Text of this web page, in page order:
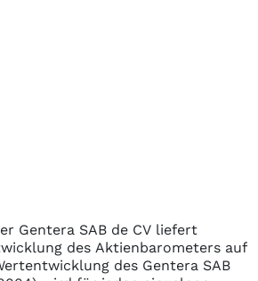
Gentera SAB de CV liefert
des Aktienbarometers auf
des Gentera SAB